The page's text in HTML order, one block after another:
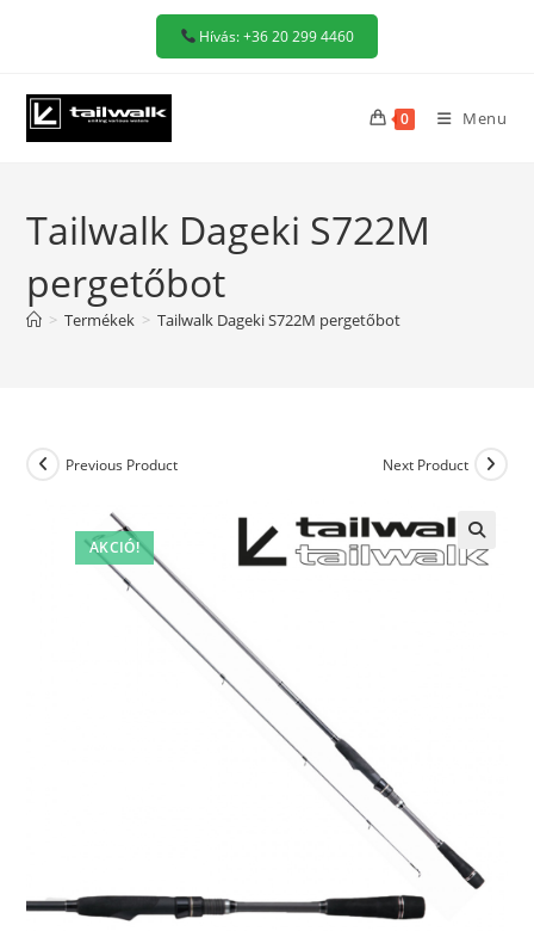
Hívás: +36 20 299 4460
0 Menu
Tailwalk Dageki S722M
pergetőbot
> Termékek > Tailwalk Dageki S722M pergetőbot
AKCIÓ!
Previous Product Next Product